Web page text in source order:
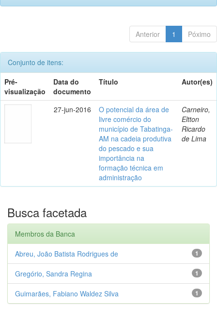
Anterior 1 Póximo
Conjunto de itens:
Pré-
visualização
Data do
documento
Título Autor(es)
27-jun-2016
O potencial da área de
livre comércio do
município de Tabatinga-
AM na cadeia produtiva
do pescado e sua
importância na
formação técnica em
administração
Carneiro,
Eltton
Ricardo
de Lima
Busca facetada
Membros da Banca
1
Abreu, João Batista Rodrigues de
1
Gregório, Sandra Regina
1
Guimarães, Fabiano Waldez Silva